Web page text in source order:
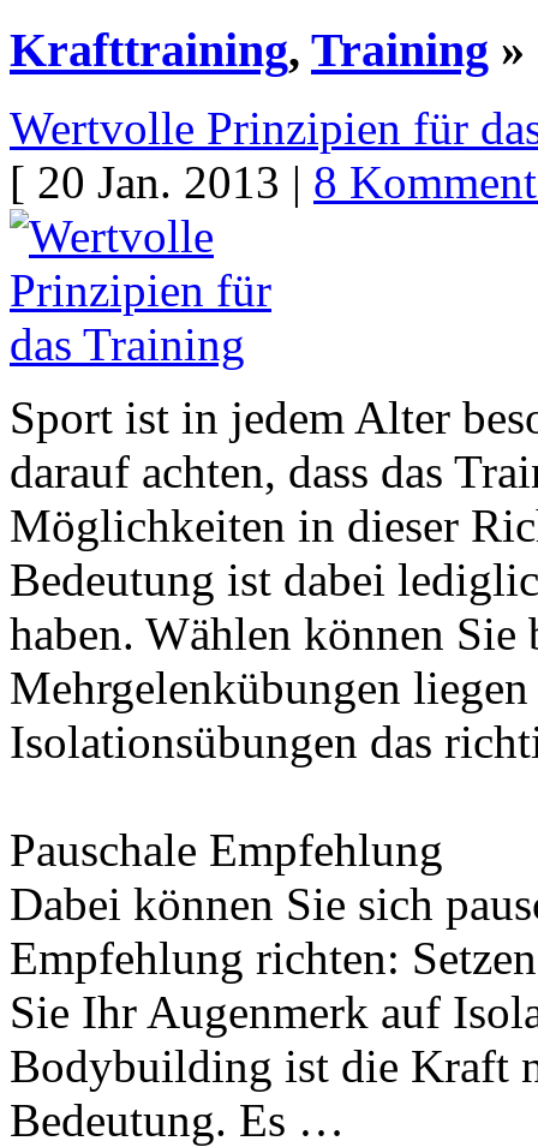
Krafttraining, Training »
Wertvolle Prinzipien für
[ 20 Jan. 2013 | 8
Sport ist in jedem Alter
darauf achten, dass das
Möglichkeiten in dieser
Bedeutung ist dabei
haben. Wählen können Sie
Mehrgelenkübungen
Isolationsübungen das
Pauschale Empfehlung
Dabei können Sie sich
Empfehlung richten:
Sie Ihr Augenmerk auf
Bodybuilding ist die Kraft
Bedeutung. Es …